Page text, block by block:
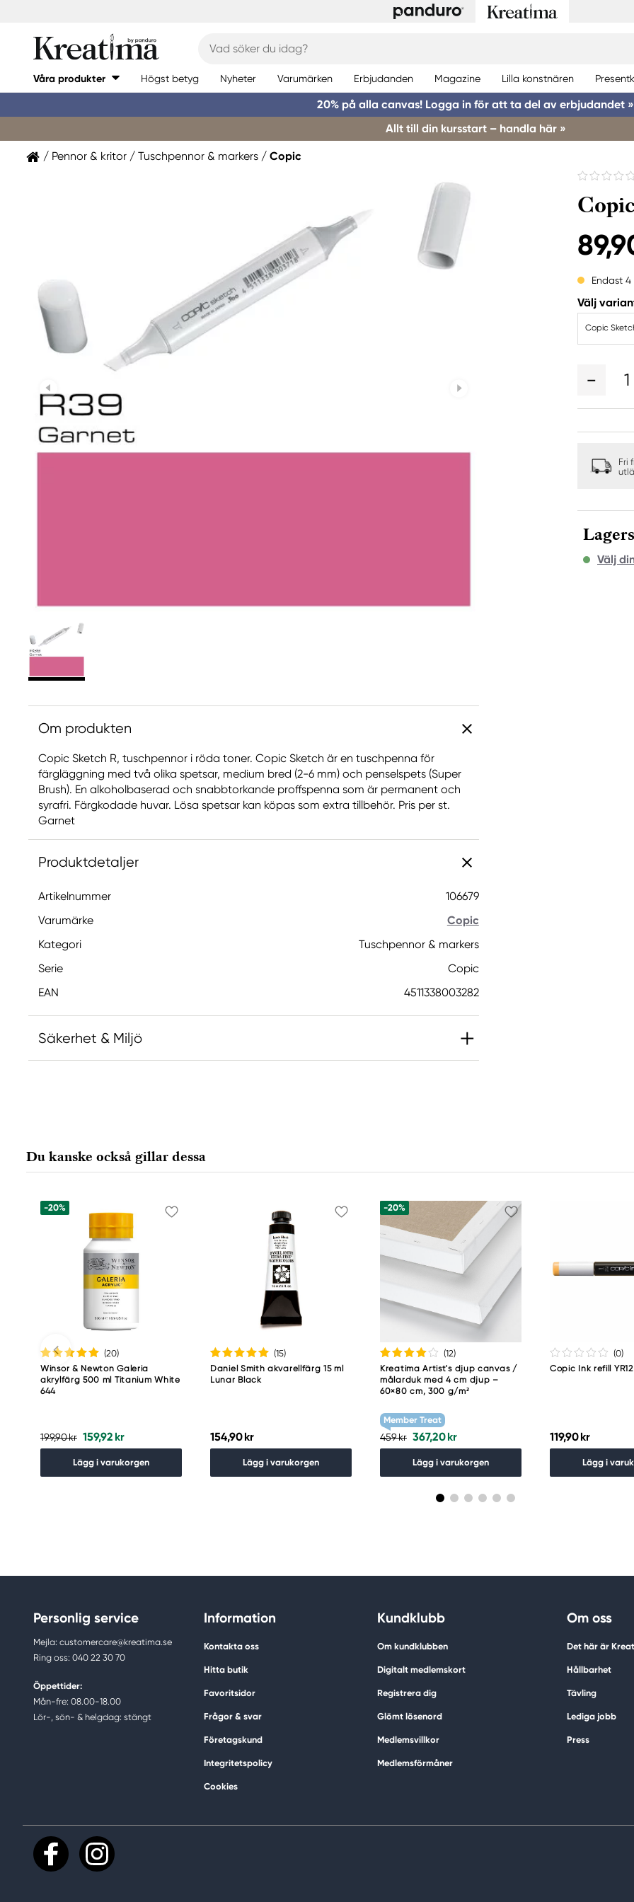
Våra produkter Högst betyg Nyheter Varumärken Erbjudanden Magazine Lilla konstnären
20% på alla canvas! Logga in för att ta del av erbjudandet »
Allt till din kursstart – handla här »
Pennor & kritor Tuschpennor & markers Copic
Endast 4
Välj
Copic
1
Fri
Välj
Om produkten
Copic Sketch R, tuschpennor i röda toner. Copic Sketch är en tuschpenna för
färgläggning med två olika spetsar, medium bred (2-6 mm) och penselspets (Super
Brush). En alkoholbaserad och snabbtorkande proffspenna som är permanent och
syrafri. Färgkodade huvar. Lösa spetsar kan köpas som extra tillbehör. Pris per st.
Garnet
Produktdetaljer
Artikelnummer
106679
Varumärke
Copic
Kategori
Tuschpennor & markers
Serie
Copic
EAN
4511338003282
Säkerhet & Miljö
65205 Wiesbaden, Germany
export@holtz-gmbh.de
Tillverkare
Too Marker Products Inc.
Meguro Higashiyama Bldg., 1-4-4 Higashiyama, Meguro-ku
Tokyo 153-0043 Japan
www.toomarker.co.jp
Du kanske också gillar dessa
-20%
(20)
Winsor & Newton Galeria
akrylfärg 500 ml Titanium White
644
199,90 kr 159,92 kr
Lägg i varukorgen
(15)
Daniel Smith akvarellfärg 15 ml
Lunar Black
154,90 kr
Lägg i varukorgen
-20%
(12)
Kreatima Artist's djup canvas /
målarduk med 4 cm djup –
60×80 cm, 300 g/m²
Member Treat
459 kr 367,20 kr
Lägg i varukorgen
(0)
Copic Ink refill
119,90 kr
Lägg i
Personlig service
Mejla: customercare@kreatima.se
Ring oss: 040 22 30 70
Öppettider:
Mån-fre: 08.00-18.00
Lör-, sön- & helgdag: stängt
Information
Kontakta oss
Hitta butik
Favoritsidor
Frågor & svar
Företagskund
Integritetspolicy
Cookies
Kundklubb
Om kundklubben
Digitalt medlemskort
Registrera dig
Glömt lösenord
Medlemsvillkor
Medlemsförmåner
Om oss
Det här är
Hållbarhet
Tävling
Lediga jobb
Press